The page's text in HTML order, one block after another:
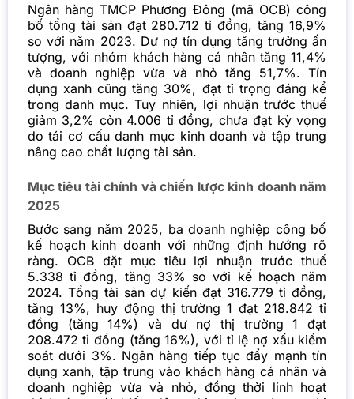
Ngân hàng TMCP Phương Đông (mã OCB) công
bố tổng tài sản đạt 280.712 tỉ đồng, tăng 16,9%
so với năm 2023. Dư nợ tín dụng tăng trưởng ấn
tượng, với nhóm khách hàng cá nhân tăng 11,4%
và doanh nghiệp vừa và nhỏ tăng 51,7%. Tín
dụng xanh cũng tăng 30%, đạt tỉ trọng đáng kể
trong danh mục. Tuy nhiên, lợi nhuận trước thuế
giảm 3,2% còn 4.006 tỉ đồng, chưa đạt kỳ vọng
do tái cơ cấu danh mục kinh doanh và tập trung
nâng cao chất lượng tài sản.
Mục tiêu tài chính và chiến lược kinh doanh năm
2025
Bước sang năm 2025, ba doanh nghiệp công bố
kế hoạch kinh doanh với những định hướng rõ
ràng. OCB đặt mục tiêu lợi nhuận trước thuế
5.338 tỉ đồng, tăng 33% so với kế hoạch năm
2024. Tổng tài sản dự kiến đạt 316.779 tỉ đồng,
tăng 13%, huy động thị trường 1 đạt 218.842 tỉ
đồng (tăng 14%) và dư nợ thị trường 1 đạt
208.472 tỉ đồng (tăng 16%), với tỉ lệ nợ xấu kiểm
soát dưới 3%. Ngân hàng tiếp tục đẩy mạnh tín
dụng xanh, tập trung vào khách hàng cá nhân và
doanh nghiệp vừa và nhỏ, đồng thời linh hoạt